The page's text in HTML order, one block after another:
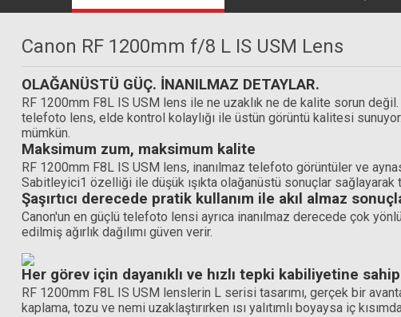
Canon RF 1200mm f/8 L IS USM Lens
OLAĞANÜSTÜ GÜÇ. İNANILMAZ DETAYLAR.
RF 1200mm F8L IS USM lens ile ne uzaklık ne de kalite sorun
telefoto lens, elde kontrol kolaylığı ile üstün görüntü kalitesi
mümkün.
Maksimum zum, maksimum kalite
RF 1200mm F8L IS USM lens, inanılmaz telefoto görüntüler ve
Sabitleyici1 özelliği ile düşük ışıkta olağanüstü sonuçlar sağlayarak
Şaşırtıcı derecede pratik kullanım ile akıl almaz
Canon'un en güçlü telefoto lensi ayrıca inanılmaz derecede çok
edilmiş ağırlık dağılımı güven verir.
Her görev için dayanıklı ve hızlı tepki kabiliyetine sahip
RF 1200mm F8L IS USM lenslerin L serisi tasarımı, gerçek bir
kaplama, tozu ve nemi uzaklaştırırken ısı yalıtımlı boyaysa iç